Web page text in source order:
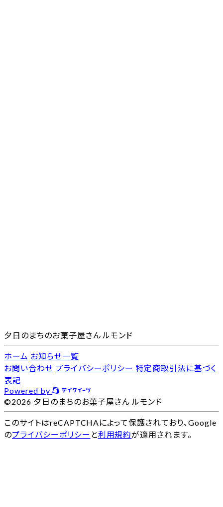
夕日のまちのお菓子屋さん ルモンド
ホーム お知らせ一覧
お問い合わせ プライバシーポリシー 特定商取引法に基づく
表記
Powered by
©2026 夕日のまちのお菓子屋さん ルモンド
このサイトはreCAPTCHAによって保護されており、Google
のプライバシーポリシー と利用規約が適用されます。